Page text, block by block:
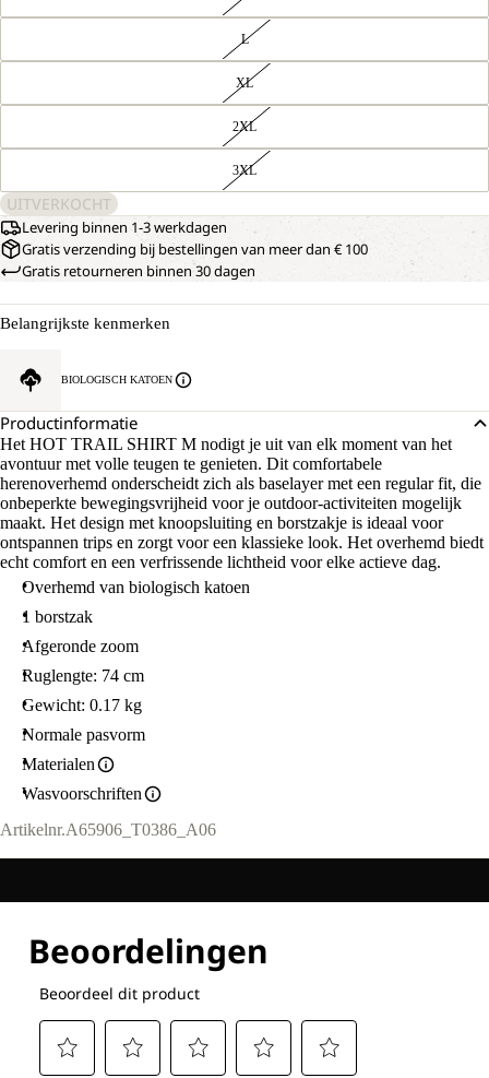
L
XL
2XL
3XL
UITVERKOCHT
Levering binnen 1-3 werkdagen
Gratis verzending bij bestellingen van meer dan € 100
Gratis retourneren binnen 30 dagen
Belangrijkste kenmerken
BIOLOGISCH KATOEN
Productinformatie
Het HOT TRAIL SHIRT M nodigt je uit van elk moment van het
avontuur met volle teugen te genieten. Dit comfortabele
herenoverhemd onderscheidt zich als baselayer met een regular fit, die
onbeperkte bewegingsvrijheid voor je outdoor-activiteiten mogelijk
maakt. Het design met knoopsluiting en borstzakje is ideaal voor
ontspannen trips en zorgt voor een klassieke look. Het overhemd biedt
echt comfort en een verfrissende lichtheid voor elke actieve dag.
Overhemd van biologisch katoen
1 borstzak
Afgeronde zoom
Ruglengte: 74 cm
Gewicht: 0.17 kg
Normale pasvorm
Materialen
Wasvoorschriften
Artikelnr.A65906_T0386_A06